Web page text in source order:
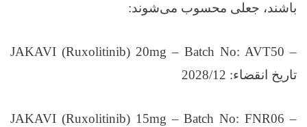
باشند، جعلی محسوب می‌شوند:
JAKAVI (Ruxolitinib) 20mg – Batch No: AVT50 –
تاریخ انقضاء: 2028/12
JAKAVI (Ruxolitinib) 15mg – Batch No: FNR06 –